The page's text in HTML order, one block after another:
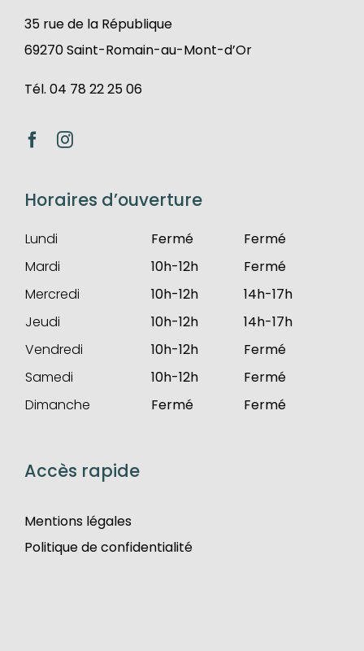
35 rue de la République
69270 Saint-Romain-au-Mont-d’Or
Tél. 04 78 22 25 06
Horaires d’ouverture
Lundi Fermé
Fermé
Mardi
10h-12h
Fermé
Mercredi
10h-12h
14h-17h
Jeudi
10h-12h
14h-17h
Vendredi
10h-12h
Fermé
Samedi
10h-12h
Fermé
Dimanche
Fermé Fermé
Accès rapide
Mentions légales
Politique de confidentialité